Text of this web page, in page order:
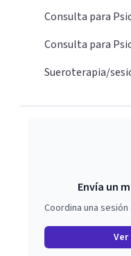
Consulta para
Consulta para
Sueroterapia/
Envía un
Coordina una